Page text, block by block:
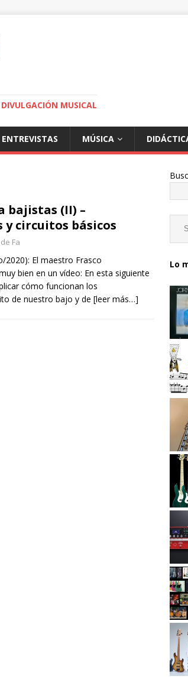
MUSICAL
ENTREVISTAS MÚSICA
bajistas (II) –
circuitos básicos
Fa
2020): El maestro Frasco
bien en un vídeo: En esta siguiente
cómo funcionan los
de nuestro bajo y de [leer más…]
Lo